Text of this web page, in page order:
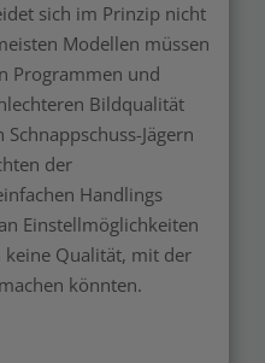
sich im Prinzip nicht
Modellen müssen
Programmen und
Bildqualität
Jägern
der
Handlings
Einstellmöglichkeiten
Qualität, mit der
könnten.